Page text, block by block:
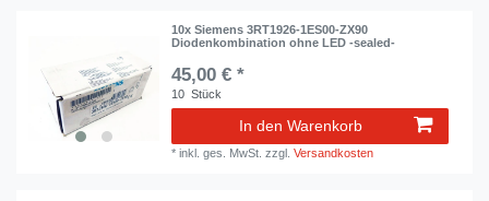
10x Siemens 3RT1926-1ES00-ZX90
Diodenkombination ohne LED -sealed-
45,00 € *
10 Stück
In den Warenkorb
*inkl. ges. MwSt. zzgl.Versandkosten